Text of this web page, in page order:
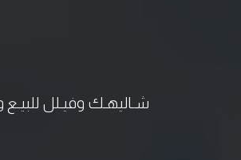
شـاليهـك وفيـلل للبيـع